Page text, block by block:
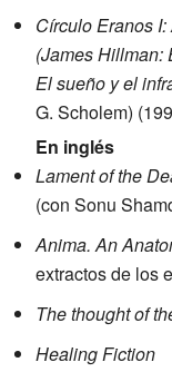
Círculo Eranos
(James Hillman:
El sueño y el
G. Scholem)
En inglés
Lament of the
(con Sonu
Anima. An
extractos de los
The thought of
Healing Fiction